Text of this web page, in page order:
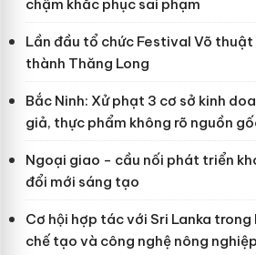
chậm khắc phục sai phạm
Lần đầu tổ chức Festival Võ
thành Thăng Long
Bắc Ninh: Xử phạt 3 cơ sở kinh
giả, thực phẩm không rõ nguồn
Ngoại giao - cầu nối phát triển
đổi mới sáng tạo
Cơ hội hợp tác với Sri Lanka
chế tạo và công nghệ nông nghiệp